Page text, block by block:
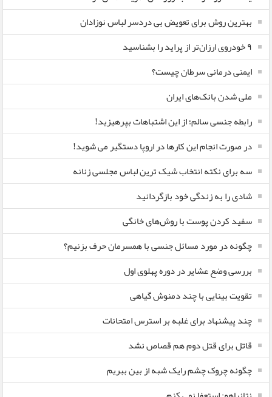
بهترین روش برای تعویض بی دردسر لباس نوزادان
٩ خودروی ارزان‌تر از پراید را بشناسید
ایمنی درمانی سرطان چیست؟
ملی شدن بانک‌های ایران
رابطه جنسی سالم؛ از این اشتباهات بپرهیزید!
در صورت انجام این کارها در اروپا دستگیر می شوید!
سه برای نکته انتخاب شیک ترین لباس مجلسی زنانه
شادی را به زندگی خود بازگردانید
سفید کردن پوست با روش‌های خانگی
چگونه در مورد مسائل جنسی با همسرمان حرف بزنیم؟
بررسی وضع عشایر در دوره پهلوی اول
تقویت بینایی با چند دمنوش گیاهی
چند پیشنهاد برای غلبه بر استرس امتحانات
قاتل برای قتل دوم هم قصاص نشد
چگونه چروک چشم رایک شبه از بین ببریم